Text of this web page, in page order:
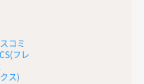
コミ
フレ
ス)